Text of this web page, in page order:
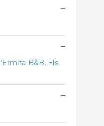
−
−
B&B, Els
−